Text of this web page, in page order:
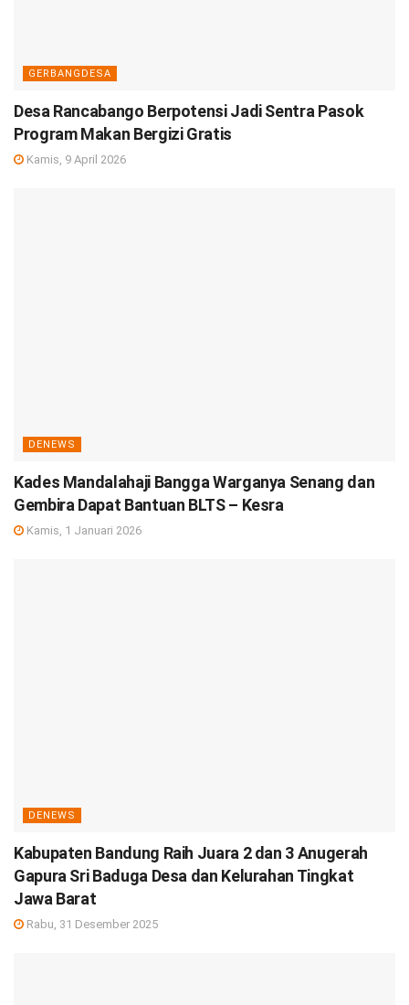
GERBANGDESA
Desa Rancabango Berpotensi Jadi Sentra Pasok
Program Makan Bergizi Gratis
Kamis, 9 April 2026
DENEWS
Kades Mandalahaji Bangga Warganya Senang dan
Gembira Dapat Bantuan BLTS – Kesra
Kamis, 1 Januari 2026
DENEWS
Kabupaten Bandung Raih Juara 2 dan 3 Anugerah
Gapura Sri Baduga Desa dan Kelurahan Tingkat
Jawa Barat
Rabu, 31 Desember 2025